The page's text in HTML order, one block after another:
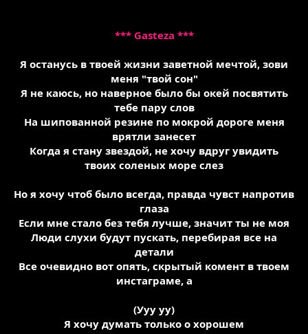
*** Gasteza ***
Я останусь в твоей жизни заветной мечтой, зови
меня "твой сон"
Я не каюсь, но наверное было бы окей посвятить
тебе пару слов
На шипованной резине по мокрой дороге меня
врятли занесет
Когда я стану звездой, не хочу вдруг увидить
твоих соленых море слез
Но я хочу чтоб было всегда, правда чувст напротив
глаза
Если мне стало без тебя лучше, значит ты не моя
Люди слухи будут пускать, перебирая все на
детали
Все очевидно вот опять, скрытый комент в твоем
инстаграме, а
(Ууу уу)
Я хочу думать только о хорошем